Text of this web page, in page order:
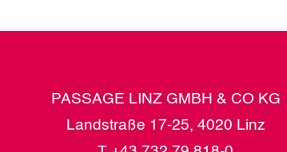
PASSAGE LINZ GMBH & CO KG
Landstraße 17-25, 4020 Linz